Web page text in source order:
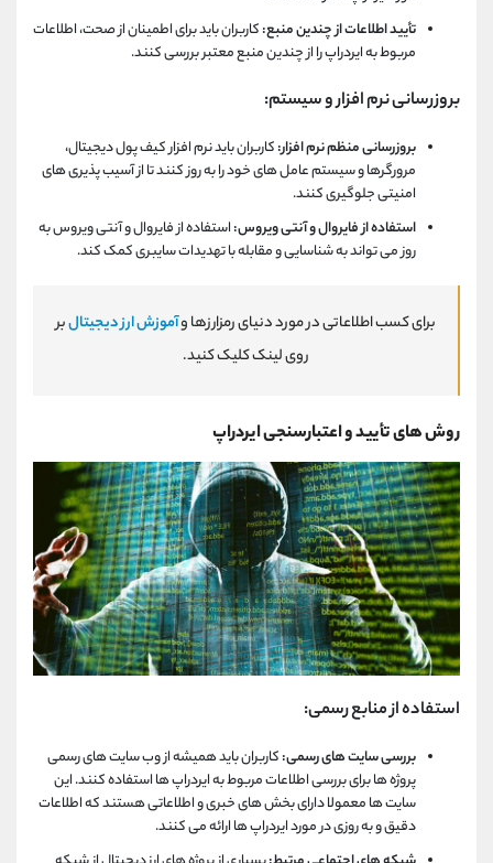
تأیید اطلاعات از چندین منبع:کاربران باید برای اطمینان از صحت، اطلاعات
مربوط به ایردراپ را از چندین منبع معتبر بررسی کنند.
بروزرسانی نرم افزار و سیستم:
بروزرسانی منظم نرم افزار:کاربران باید نرم افزار کیف پول دیجیتال،
مرورگرها و سیستم عامل های خود را به روز کنند تا از آسیب پذیری های
امنیتی جلوگیری کنند.
استفاده از فایروال و آنتی ویروس:استفاده از فایروال و آنتی ویروس به
روز می تواند به شناسایی و مقابله با تهدیدات سایبری کمک کند.
برای کسب اطلاعاتی در مورد دنیای رمزارزها وآموزش ارز دیجیتالبر
روی لینک کلیک کنید.
روش های تأیید و اعتبارسنجی ایردراپ
استفاده از منابع رسمی:
بررسی سایت های رسمی:کاربران باید همیشه از وب سایت های رسمی
پروژه ها برای بررسی اطلاعات مربوط به ایردراپ ها استفاده کنند. این
سایت ها معمولا دارای بخش های خبری و اطلاعاتی هستند که اطلاعات
دقیق و به روزی در مورد ایردراپ ها ارائه می کنند.